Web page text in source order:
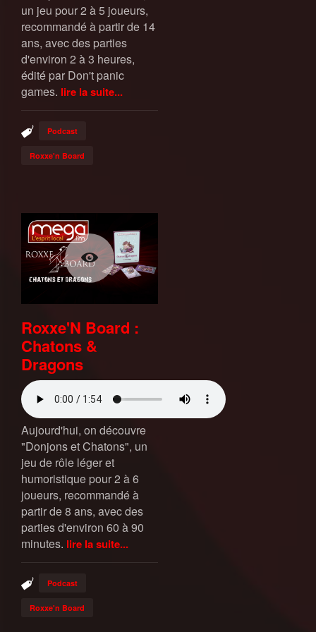
un jeu pour 2 à 5 joueurs,
recommandé à partir de 14
ans, avec des parties
d'environ 2 à 3 heures,
édité par Don't panic
games. lire la suite...
Podcast
Roxxe'n Board
Roxxe'N Board :
Chatons &
Dragons
Aujourd'hui, on découvre
"Donjons et Chatons", un
jeu de rôle léger et
humoristique pour 2 à 6
joueurs, recommandé à
partir de 8 ans, avec des
parties d'environ 60 à 90
minutes. lire la suite...
Podcast
Roxxe'n Board